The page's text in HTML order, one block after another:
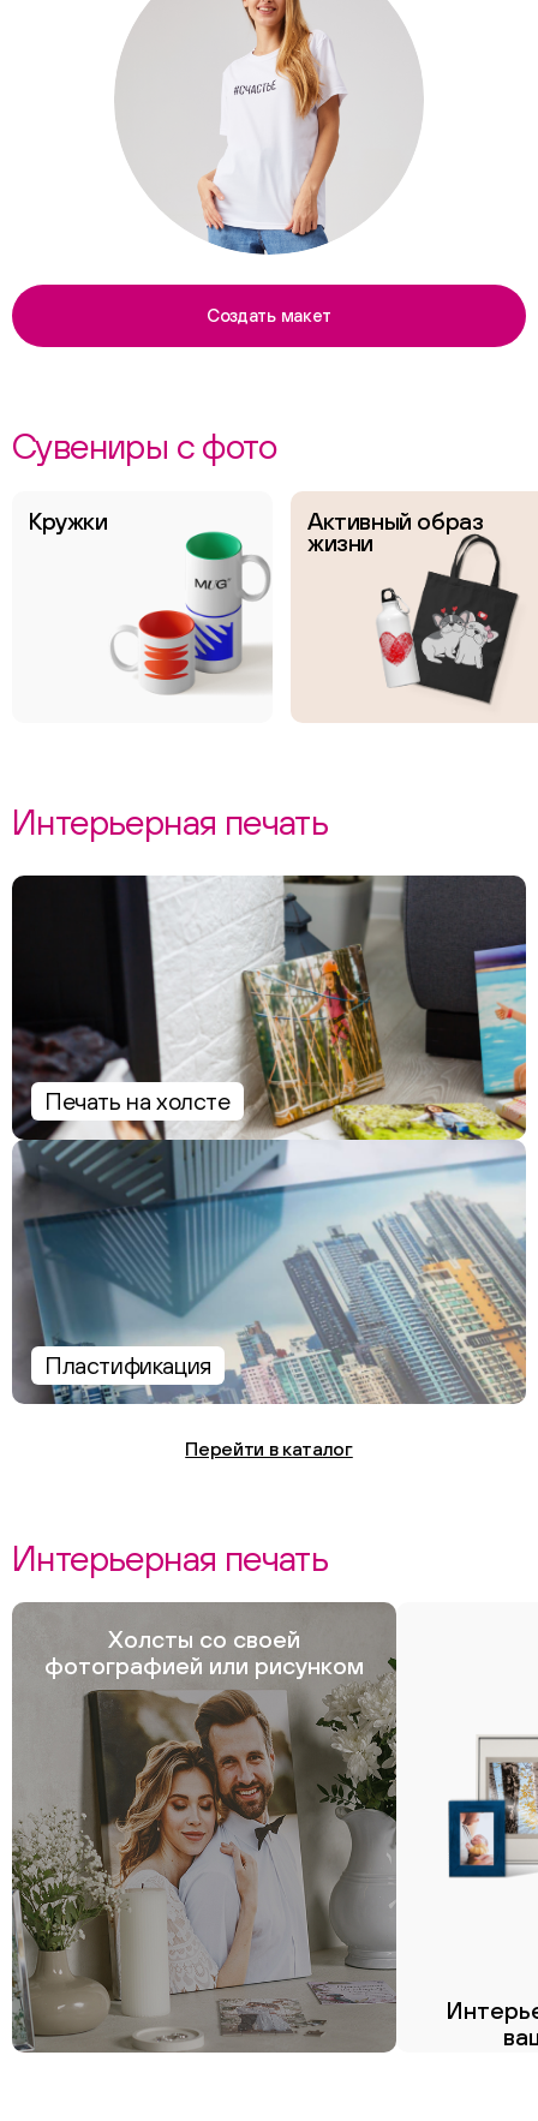
Создать макет
Сувениры с фото
Кружки Активный образ
жизни
Интерьерная печать
Печать на холсте
Пластификация
Перейти в каталог
Интерьерная печать
Холсты со своей
фотографией или рисунком